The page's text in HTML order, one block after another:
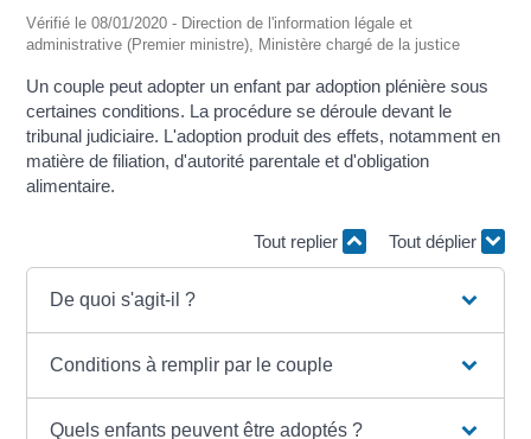
Vérifié le 08/01/2020 - Direction de l'information légale et
administrative (Premier ministre), Ministère chargé de la justice
Un couple peut adopter un enfant par adoption plénière sous
certaines conditions. La procédure se déroule devant le
tribunal judiciaire. L'adoption produit des effets, notamment en
matière de filiation, d'autorité parentale et d'obligation
alimentaire.
Tout replier Tout déplier
De quoi s'agit-il ?
Conditions à remplir par le couple
Quels enfants peuvent être adoptés ?